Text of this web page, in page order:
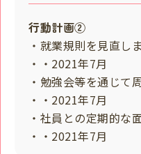
行動計画②
・就業規則を見直しま
・・2021年7月
・勉強会等を通じて
・・2021年7月
・社員との定期的な
・・2021年7月